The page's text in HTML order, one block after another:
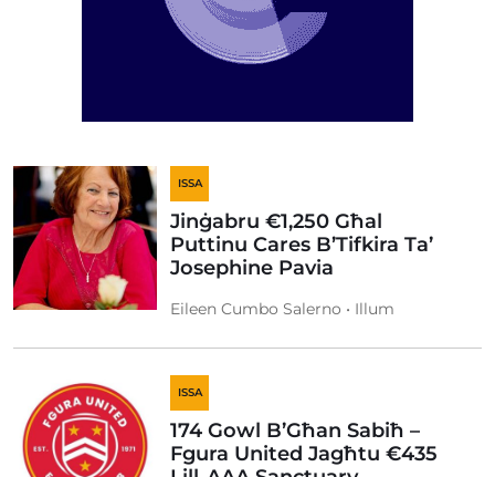
ISSA
Jinġabru €1,250 Għal
Puttinu Cares B’Tifkira Ta’
Josephine Pavia
Eileen Cumbo Salerno • Illum
ISSA
174 Gowl B’Għan Sabiħ –
Fgura United Jagħtu €435